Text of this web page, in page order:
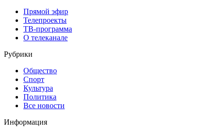
Прямой эфир
Телепроекты
ТВ-программа
О телеканале
Рубрики
Общество
Спорт
Культура
Политика
Все новости
Информация